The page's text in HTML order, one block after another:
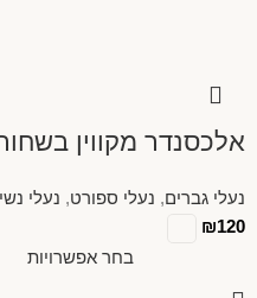
אלכסנדר מקווין
נעלי גברים, נעלי ספורט, נעלי
₪120
בחר אפשרויות